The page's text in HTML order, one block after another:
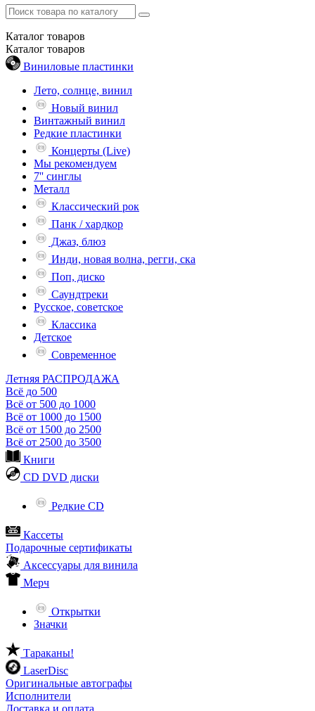
Каталог товаров
Каталог товаров
Виниловые пластинки
Лето, солнце, винил
Новый винил
Винтажный винил
Редкие пластинки
Концерты (Live)
Мы рекомендуем
7'' синглы
Металл
Классический рок
Панк / хардкор
Джаз, блюз
Инди, новая волна, регги, ска
Поп, диско
Саундтреки
Русское, советское
Классика
Детское
Современное
Летняя РАСПРОДАЖА
Всё до 500
Всё от 500 до 1000
Всё от 1000 до 1500
Всё от 1500 до 2500
Всё от 2500 до 3500
Книги
CD DVD диски
Редкие CD
Кассеты
Подарочные сертификаты
Аксессуары для винила
Мерч
Открытки
Значки
Тараканы!
LaserDisc
Оригинальные автографы
Исполнители
Доставка и оплата